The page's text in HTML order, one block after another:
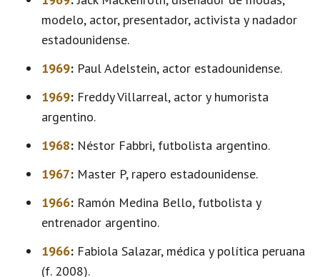
modelo, actor, presentador, activista y nadador
estadounidense.
1969: Paul Adelstein, actor estadounidense.
1969: Freddy Villarreal, actor y humorista
argentino.
1968: Néstor Fabbri, futbolista argentino.
1967: Master P, rapero estadounidense.
1966: Ramón Medina Bello, futbolista y
entrenador argentino.
1966: Fabiola Salazar, médica y política peruana
(f. 2008).